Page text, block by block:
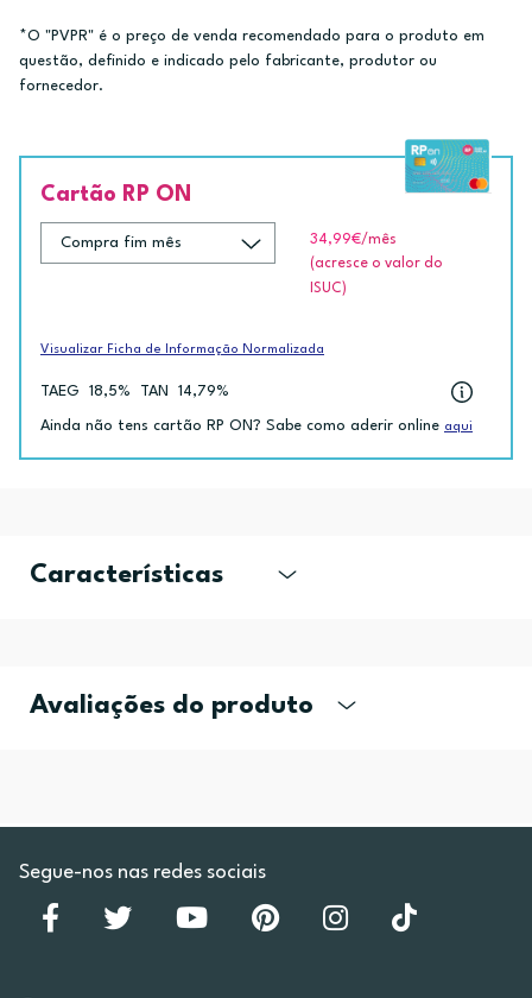
*O "PVPR" é o preço de venda recomendado para o produto em
questão, definido e indicado pelo fabricante, produtor ou
fornecedor.
Cartão RP ON
34,99€/mês
(acresce o valor do
ISUC)
Visualizar Ficha de Informação Normalizada
TAEG 18,5% TAN 14,79%
Ainda não tens cartão RP ON? Sabe como aderir online aqui
Características
Avaliações do produto
Segue-nos nas redes sociais